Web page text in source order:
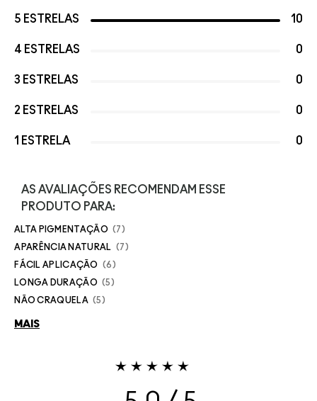
5 ESTRELAS 10
4 ESTRELAS 0
3 ESTRELAS 0
2 ESTRELAS 0
1 ESTRELA 0
AS AVALIAÇÕES RECOMENDAM ESSE
PRODUTO PARA:
ALTA PIGMENTAÇÃO 7
APARÊNCIA NATURAL 7
FÁCIL APLICAÇÃO 6
LONGA DURAÇÃO 5
NÃO CRAQUELA 5
MAIS